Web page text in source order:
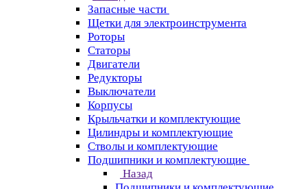
Запасные части
Щетки для электроинструмента
Роторы
Статоры
Двигатели
Редукторы
Выключатели
Корпусы
Крыльчатки и комплектующие
Цилиндры и комплектующие
Стволы и комплектующие
Подшипники и комплектующие
Назад